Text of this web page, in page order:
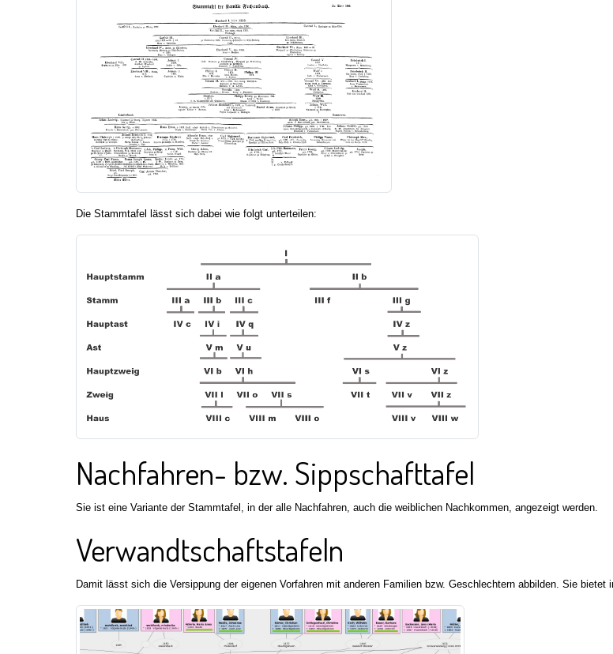
Die Stammtafel lässt sich dabei wie folgt unterteilen:
Nachfahren- bzw. Sippschafttafel
Sie ist eine Variante der Stammtafel, in der alle Nachfahren, auch die weiblichen Nachkommen, angezeigt werden.
Verwandtschaftstafeln
Damit lässt sich die Versippung der eigenen Vorfahren mit anderen Familien bzw. Geschlechtern abbilden. Sie